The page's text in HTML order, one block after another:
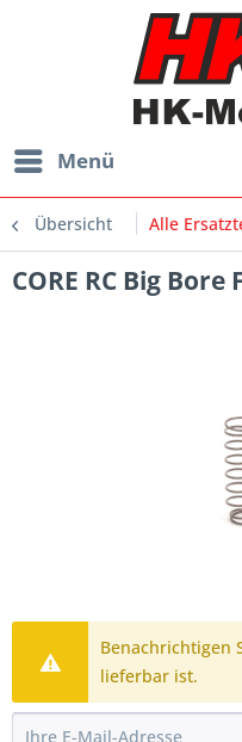
Menü
Übersicht Alle
CORE RC Big
Benachrichtigen
lieferbar ist.